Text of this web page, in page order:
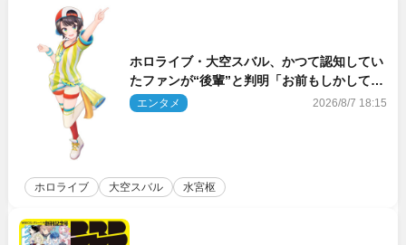
ホロライブ・大空スバル、かつて認知してい
たファンが“後輩”と判明「お前もしかしてあ
のときの？」
エンタメ 2026/8/7 18:15
ホロライブ 大空スバル 水宮枢